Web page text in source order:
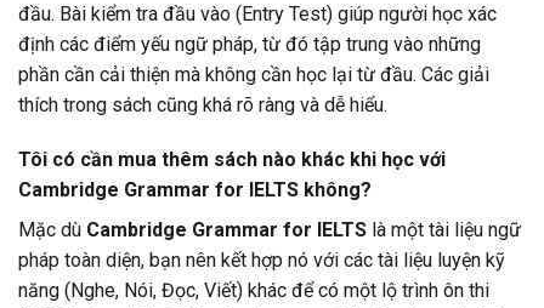
đầu. Bài kiểm tra đầu vào (Entry Test) giúp người học xác
định các điểm yếu ngữ pháp, từ đó tập trung vào những
phần cần cải thiện mà không cần học lại từ đầu. Các giải
thích trong sách cũng khá rõ ràng và dễ hiểu.
Tôi có cần mua thêm sách nào khác khi học với
Cambridge Grammar for IELTS không?
Mặc dù Cambridge Grammar for IELTS là một tài liệu ngữ
pháp toàn diện, bạn nên kết hợp nó với các tài liệu luyện kỹ
năng (Nghe, Nói, Đọc, Viết) khác để có một lộ trình ôn thi